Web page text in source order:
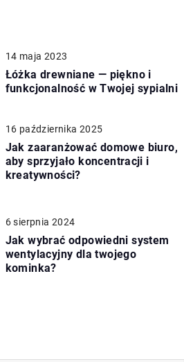
14 maja 2023
Łóżka drewniane — piękno i
funkcjonalność w Twojej sypialni
16 października 2025
Jak zaaranżować domowe biuro,
aby sprzyjało koncentracji i
kreatywności?
6 sierpnia 2024
Jak wybrać odpowiedni system
wentylacyjny dla twojego
kominka?